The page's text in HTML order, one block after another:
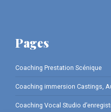
Pages
Coaching Prestation Scénique
Coaching immersion Castings,
Coaching Vocal Studio